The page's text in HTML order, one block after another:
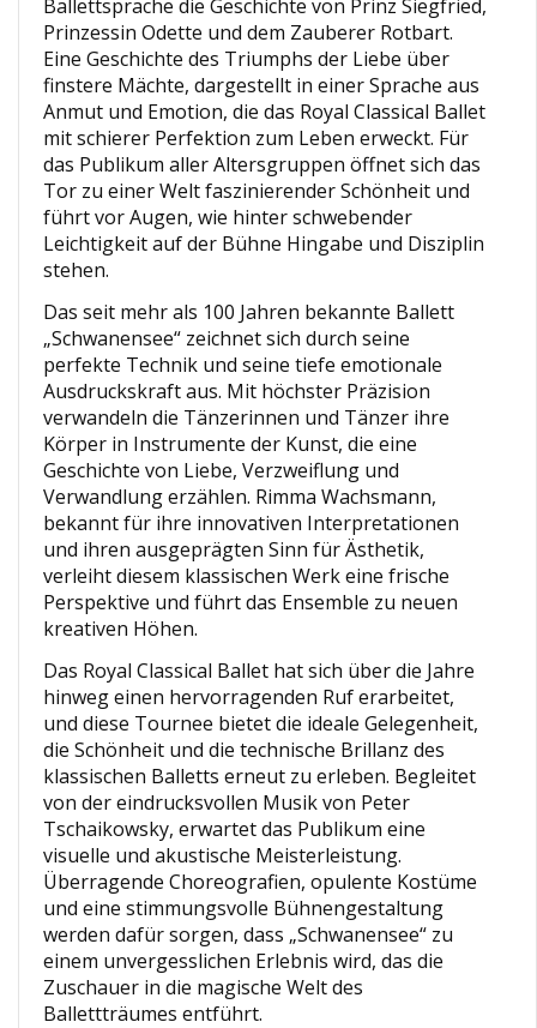
Ballettsprache die Geschichte von Prinz Siegfried,
Prinzessin Odette und dem Zauberer Rotbart.
Eine Geschichte des Triumphs der Liebe über
finstere Mächte, dargestellt in einer Sprache aus
Anmut und Emotion, die das Royal Classical Ballet
mit schierer Perfektion zum Leben erweckt. Für
das Publikum aller Altersgruppen öffnet sich das
Tor zu einer Welt faszinierender Schönheit und
führt vor Augen, wie hinter schwebender
Leichtigkeit auf der Bühne Hingabe und Disziplin
stehen.
Das seit mehr als 100 Jahren bekannte Ballett
„Schwanensee“ zeichnet sich durch seine
perfekte Technik und seine tiefe emotionale
Ausdruckskraft aus. Mit höchster Präzision
verwandeln die Tänzerinnen und Tänzer ihre
Körper in Instrumente der Kunst, die eine
Geschichte von Liebe, Verzweiflung und
Verwandlung erzählen. Rimma Wachsmann,
bekannt für ihre innovativen Interpretationen
und ihren ausgeprägten Sinn für Ästhetik,
verleiht diesem klassischen Werk eine frische
Perspektive und führt das Ensemble zu neuen
kreativen Höhen.
Das Royal Classical Ballet hat sich über die Jahre
hinweg einen hervorragenden Ruf erarbeitet,
und diese Tournee bietet die ideale Gelegenheit,
die Schönheit und die technische Brillanz des
klassischen Balletts erneut zu erleben. Begleitet
von der eindrucksvollen Musik von Peter
Tschaikowsky, erwartet das Publikum eine
visuelle und akustische Meisterleistung.
Überragende Choreografien, opulente Kostüme
und eine stimmungsvolle Bühnengestaltung
werden dafür sorgen, dass „Schwanensee“ zu
einem unvergesslichen Erlebnis wird, das die
Zuschauer in die magische Welt des
Ballettträumes entführt.